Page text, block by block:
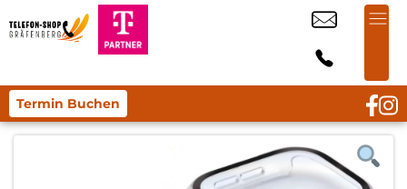
Termin Buchen